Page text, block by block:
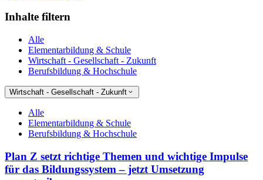
Inhalte filtern
Alle
Elementarbildung & Schule
Wirtschaft - Gesellschaft - Zukunft
Berufsbildung & Hochschule
Wirtschaft - Gesellschaft - Zukunft
Alle
Elementarbildung & Schule
Berufsbildung & Hochschule
Plan Z setzt richtige Themen und wichtige Impulse
für das Bildungssystem – jetzt Umsetzung